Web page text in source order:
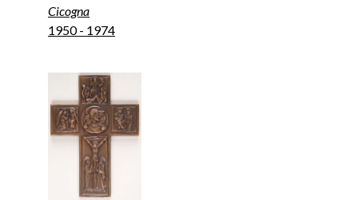
Cicogna
1950 - 1974